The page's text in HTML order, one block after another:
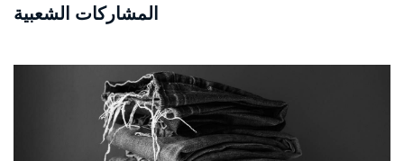
المشاركات الشعبية